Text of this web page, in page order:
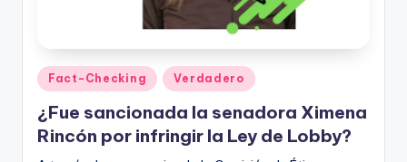
Publicado
en
Fact-Checking Verdadero
¿Fue sancionada la senadora Ximena
Rincón por infringir la Ley de Lobby?